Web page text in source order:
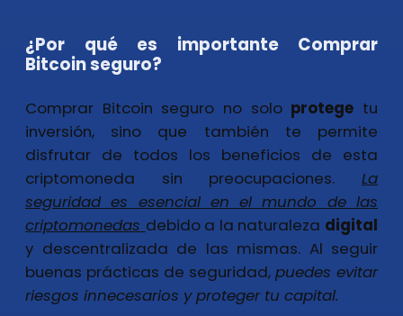
¿Por qué es importante Comprar
Bitcoin seguro?
Comprar Bitcoin seguro no solo protege tu
inversión, sino que también te permite
disfrutar de todos los beneficios de esta
criptomoneda sin preocupaciones. La
seguridad es esencial en el mundo de las
criptomonedas debido a la naturaleza digital
y descentralizada de las mismas. Al seguir
buenas prácticas de seguridad, puedes evitar
riesgos innecesarios y proteger tu capital.